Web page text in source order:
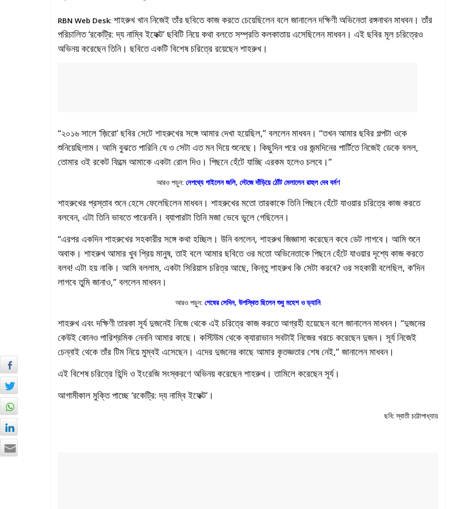
RBN Web Desk: শাহরুখ খান নিজেই তাঁর ছবিতে কাজ করতে চেয়েছিলেন বলে জানালেন দক্ষিণী অভিনেতা রঙ্গনাথন মাধবন। তাঁর
পরিচালিত ‘রকেট্রি: দ্য নাম্বি ইফেক্ট’ ছবিটি নিয়ে কথা বলতে সম্প্রতি কলকাতায় এসেছিলেন মাধবন। এই ছবির মূল চরিত্রেও
অভিনয় করেছেন তিনি। ছবিতে একটি বিশেষ চরিত্রে রয়েছেন শাহরুখ।
“২০১৬ সালে ‘জ়িরো’ ছবির সেটে শাহরুখের সঙ্গে আমার দেখা হয়েছিল,” বললেন মাধবন। “তখন আমার ছবির গল্পটা ওকে
শুনিয়েছিলাম। আমি বুঝতে পারিনি যে ও সেটা এত মন দিয়ে শুনেছে। কিছুদিন পরে ওর জন্মদিনের পার্টিতে নিজেই ডেকে বলল,
তোমার ওই রকেট ফিল্মে আমাকে একটা রোল দিও। পিছনে হেঁটে যাচ্ছি এরকম হলেও চলবে।”
আরও পড়ুন: নেপথ্যে গাইলেন জলি, স্টেজে দাঁড়িয়ে ঠোঁট মেলালেন রাহুল দেব বর্মণ
শাহরুখের প্রস্তাব শুনে হেসে ফেলেছিলেন মাধবন। শাহরুখের মতো তারকাকে তিনি পিছনে হেঁটে যাওয়ার চরিত্রে কাজ করতে
বলবেন, এটা তিনি ভাবতে পারেননি। ব্যাপারটা তিনি মজা ভেবে ভুলে গেছিলেন।
“এরপর একদিন শাহরুখের সহকারীর সঙ্গে কথা হচ্ছিল। উনি বললেন, শাহরুখ জিজ্ঞাসা করেছেন কবে ডেট লাগবে। আমি শুনে
অবাক। শাহরুখ আমার খুব প্রিয় মানুষ, তাই বলে আমার ছবিতে ওর মতো অভিনেতাকে পিছনে হেঁটে যাওয়ার দৃশ্যে কাজ করতে
বলব! এটা হয় নাকি। আমি বললাম, একটা সিরিয়াস চরিত্র আছে, কিন্তু শাহরুখ কি সেটা করবে? ওর সহকারী বলেছিল, ক’দিন
লাগবে তুমি জানাও,” বললেন মাধবন।
আরও পড়ুন: শেষের সেদিন, উপস্থিত ছিলেন শুধু মহেশ ও ড্যানি
শাহরুখ এবং দক্ষিণী তারকা সূর্য দুজনেই নিজে থেকে এই চরিত্রে কাজ করতে আগ্রহী হয়েছেন বলে জানালেন মাধবন। “দুজনের
কেউই কোনও পারিশ্রমিক নেননি আমার কাছে। কস্টিউম থেকে ক্যারাভান সবটাই নিজের খরচে করেছেন দুজন। সূর্য নিজেই
চেন্নাই থেকে তাঁর টিম নিয়ে মুম্বই এসেছেন। এদের দুজনের কাছে আমার কৃতজ্ঞতার শেষ নেই,” জানালেন মাধবন।
এই বিশেষ চরিত্রে হিন্দি ও ইংরেজি সংস্করণে অভিনয় করেছেন শাহরুখ। তামিলে করেছেন সূর্য।
আগামীকাল মুক্তি পাচ্ছে ‘রকেট্রি: দ্য নাম্বি ইফেক্ট’।
ছবি: স্বাতী চট্টোপাধ্যায়